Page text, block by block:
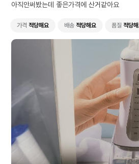
아직안써봤는데 좋은가격에 산거같아요
가격 적당해요 배송 적당해요 품질 적당